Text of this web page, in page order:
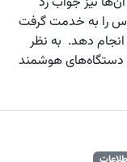
را به خدمت گرفت
برایشان انجام دهد. به نظر
دستگاه‌های هوشمند